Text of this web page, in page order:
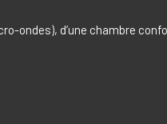
d’une chambre